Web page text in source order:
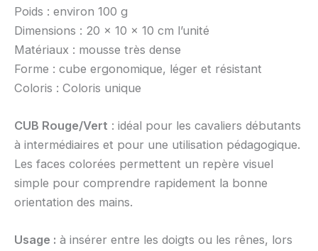
Poids : environ 100 g
Dimensions : 20 × 10 × 10 cm l’unité
Matériaux : mousse très dense
Forme : cube ergonomique, léger et résistant
Coloris : Coloris unique
CUB Rouge/Vert : idéal pour les cavaliers débutants
à intermédiaires et pour une utilisation pédagogique.
Les faces colorées permettent un repère visuel
simple pour comprendre rapidement la bonne
orientation des mains.
Usage : à insérer entre les doigts ou les rênes, lors